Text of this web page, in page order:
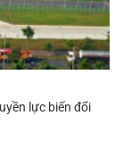
lực biến đổi